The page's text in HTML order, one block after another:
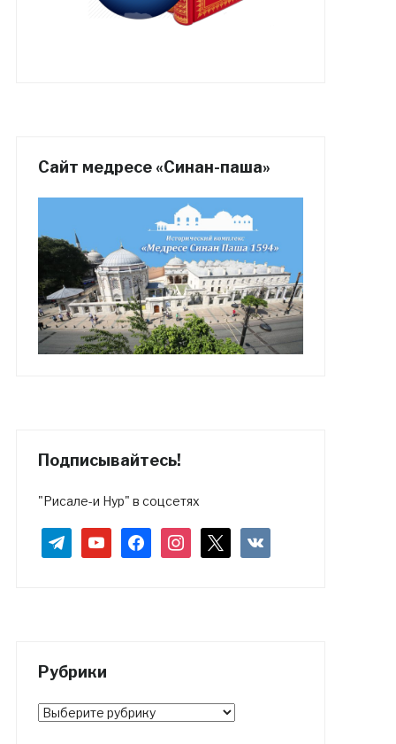
Сайт медресе «Синан-паша»
Подписывайтесь!
"Рисале-и Нур" в соцсетях
telegramyoutubefacebookinstagram vkontakte
Рубрики
Рубрики